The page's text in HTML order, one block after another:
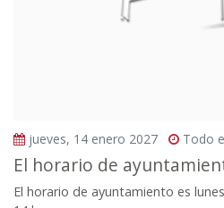
jueves, 14 enero 2027 Todo
El horario de
El horario de ayuntamiento es